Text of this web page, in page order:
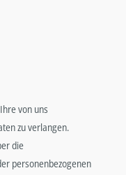
von uns
zu verlangen.
die
personenbezogenen